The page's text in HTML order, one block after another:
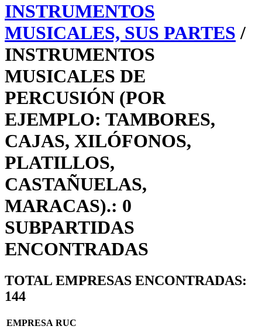
INSTRUMENTOS
MUSICALES, SUS PARTES /
INSTRUMENTOS
MUSICALES DE
PERCUSIÓN (POR
EJEMPLO: TAMBORES,
CAJAS, XILÓFONOS,
PLATILLOS,
CASTAÑUELAS,
MARACAS).: 0
SUBPARTIDAS
ENCONTRADAS
TOTAL EMPRESAS ENCONTRADAS:
144
EMPRESA RUC